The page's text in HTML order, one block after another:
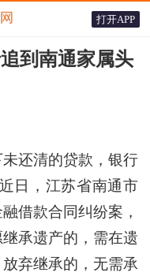
打开APP
到南通家属头
还清的贷款，银行
日，江苏省南通市
借款合同纠纷案，
承遗产的，需在遗
弃继承的，无需承